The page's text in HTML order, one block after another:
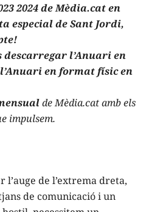
2024 de Mèdia.cat en
especial de Sant Jordi,
descarregar l’Anuari en
en format físic en
de Mèdia.cat amb els
impulsem.
de l’extrema dreta,
de comunicació i un